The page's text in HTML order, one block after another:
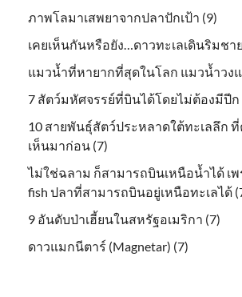
ภาพโลมาเสพยาจากปลาปักเป้า (9)
เคยเห็นกันหรือยัง…ดาวทะเลเดินริมชา
แมวน้ำที่หายากที่สุดในโลก แมวน้ำวง
7 สัตว์มหัศจรรย์ที่บินได้โดยไม่ต้องมีปีก
10 สายพันธุ์สัตว์ประหลาดใต้ทะเลลึก
เห็นมาก่อน (7)
ไม่ใช่ฉลาม ก็สามารถบินเหนือน้ำได้ เ
fish ปลาที่สามารถบินอยู่เหนือทะเลได้
9 อันดับป่าเฮี้ยนในสหรัฐอเมริกา (7)
ดาวแมกนีตาร์ (Magnetar) (7)